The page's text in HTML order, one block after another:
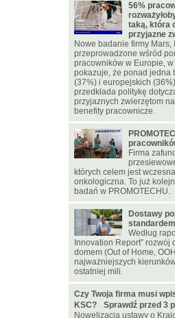
56%
taką, która
przyjazne
Nowe badanie firmy Mars,
przeprowadzone wśród
pracowników w Europie,
pokazuje, że ponad jedna
(37%) i europejskich
przedkłada politykę
przyjaznych zwierzętom
benefity pracownicze.
Firma
których celem jest
onkologiczna. To już
badań w PROMOTECHU.
Dostawy
Według
Innovation Report” rozwój
domem (Out of Home,
najważniejszych
ostatniej mili.
Czy Twoja firma musi
KSC? Sprawdź przed 3
Nowelizacja ustawy o